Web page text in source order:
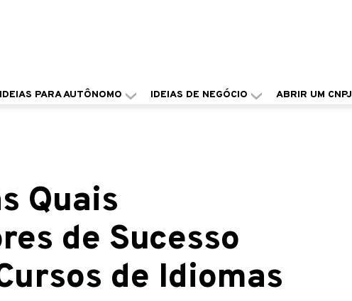
IDEIAS PARA AUTÔNOMO IDEIAS DE NEGÓCIO ABRIR UM CNPJ
Quais
de Sucesso
de Idiomas